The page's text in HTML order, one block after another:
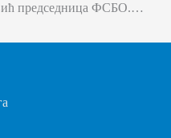
председница ФСБО.…